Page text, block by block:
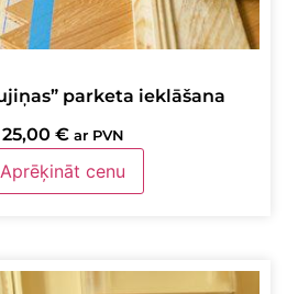
parketa ieklāšana
25,00 € ar PVN
Aprēķināt cenu